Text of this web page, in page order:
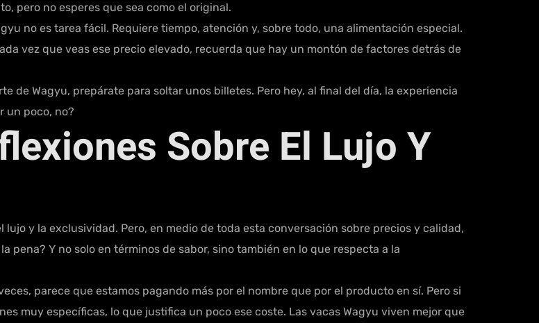
pero no esperes que sea como el original.
no es tarea fácil. Requiere tiempo, atención y, sobre todo, una alimentación especial.
vez que veas ese precio elevado, recuerda que hay un montón de factores detrás de
de Wagyu, prepárate para soltar unos billetes. Pero hey, al final del día, la experiencia
un poco, no?
Sobre El Lujo Y
y la exclusividad. Pero, en medio de toda esta conversación sobre precios y calidad,
pena? Y no solo en términos de sabor, sino también en lo que respecta a la
parece que estamos pagando más por el nombre que por el producto en sí. Pero si
muy específicas, lo que justifica un poco ese coste. Las vacas Wagyu viven mejor que